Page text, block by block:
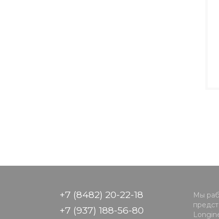
+7 (8482) 20-22-18
+7 (937) 188-56-80
Мы